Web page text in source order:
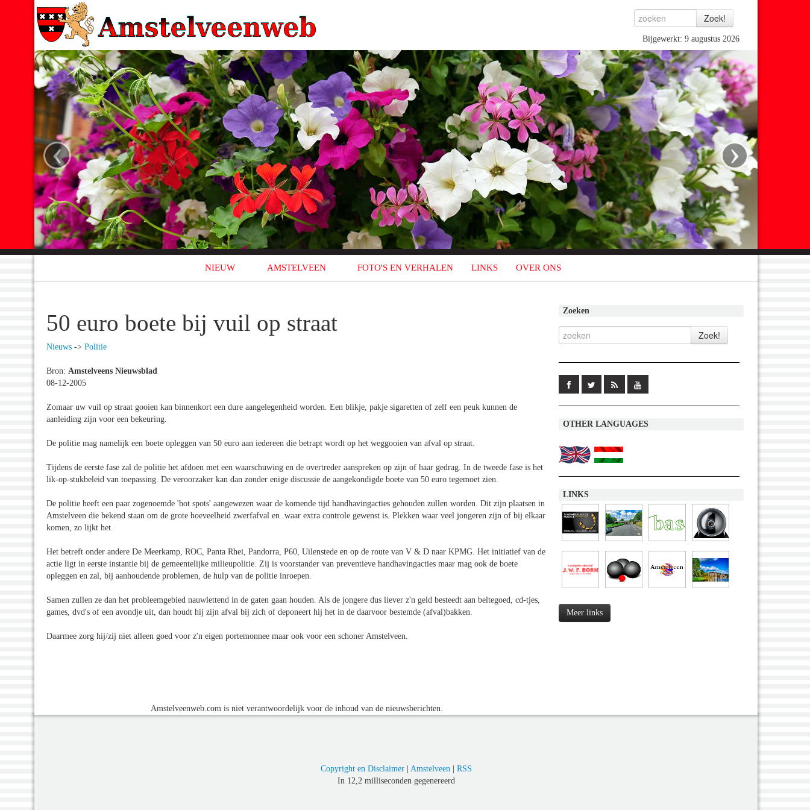
Bijgewerkt: 9 augustus 2026
‹ ›
NIEUW AMSTELVEEN FOTO'S EN VERHALEN LINKS OVER ONS
50 euro boete bij vuil op straat
Nieuws -> Politie
Bron: Amstelveens Nieuwsblad
08-12-2005
Zomaar uw vuil op straat gooien kan binnenkort een dure aangelegenheid worden. Een blikje, pakje sigaretten of zelf een peuk kunnen de
aanleiding zijn voor een bekeuring.
De politie mag namelijk een boete opleggen van 50 euro aan iedereen die betrapt wordt op het weggooien van afval op straat.
Tijdens de eerste fase zal de politie het afdoen met een waarschuwing en de overtreder aanspreken op zijn of haar gedrag. In de tweede fase is het
lik-op-stukbeleid van toepassing. De veroorzaker kan dan zonder enige discussie de aangekondigde boete van 50 euro tegemoet zien.
De politie heeft een paar zogenoemde 'hot spots' aangewezen waar de komende tijd handhavingacties gehouden zullen worden. Dit zijn plaatsen in
Amstelveen die bekend staan om de grote hoeveelheid zwerfafval en .waar extra controle gewenst is. Plekken waar veel jongeren zijn of bij elkaar
komen, zo lijkt het.
Het betreft onder andere De Meerkamp, ROC, Panta Rhei, Pandorra, P60, Uilenstede en op de route van V & D naar KPMG. Het initiatief van de
actie ligt in eerste instantie bij de gemeentelijke milieupolitie. Zij is voorstander van preventieve handhavingacties maar mag ook de boete
opleggen en zal, bij aanhoudende problemen, de hulp van de politie inroepen.
Samen zullen ze dan het probleemgebied nauwlettend in de gaten gaan houden. Als de jongere dus liever z'n geld besteedt aan beltegoed, cd-tjes,
games, dvd's of een avondje uit, dan houdt hij zijn afval bij zich of deponeert hij het in de daarvoor bestemde (afval)bakken.
Daarmee zorg hij/zij niet alleen goed voor z'n eigen portemonnee maar ook voor een schoner Amstelveen.
Amstelveenweb.com is niet verantwoordelijk voor de inhoud van de nieuwsberichten.
Zoeken
OTHER LANGUAGES
LINKS
Meer links
Copyright en Disclaimer| Amstelveen | RSS
In 12,2 milliseconden gegenereerd